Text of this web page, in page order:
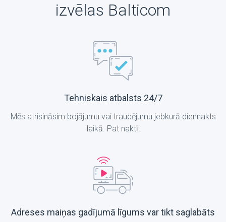
izvēlas Balticom
Tehniskais atbalsts 24/7
Mēs atrisināsim bojājumu vai traucējumu jebkurā diennakts
laikā. Pat naktī!
Adreses maiņas gadījumā līgums var tikt saglabāts